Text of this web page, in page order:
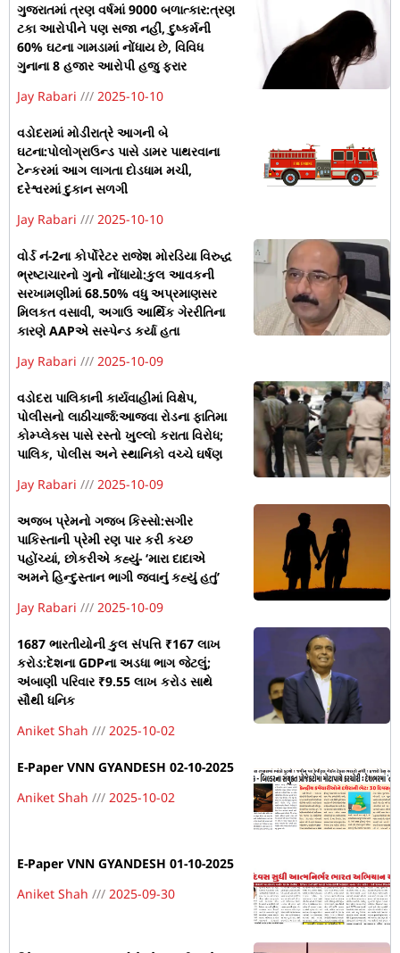
ગુજરાતમાં ત્રણ વર્ષમાં 9000 બળાત્કાર:ત્રણ
ટકા આરોપીને પણ સજા નહીં, દુષ્કર્મની
60% ઘટના ગામડામાં નોંધાય છે, વિવિધ
ગુનાના 8 હજાર આરોપી હજુ ફરાર
Jay Rabari
2025-10-10
વડોદરામાં મોડીરાત્રે આગની બે
ઘટના:પોલોગ્રાઉન્ડ પાસે ડામર પાથરવાના
ટેન્કરમાં આગ લાગતા દોડધામ મચી,
દરેશ્વરમાં દુકાન સળગી
Jay Rabari
2025-10-10
વોર્ડ નં-2ના કોર્પોરેટર રાજેશ મોરડિયા વિરુદ્ધ
ભ્રષ્ટાચારનો ગુનો નોંધાયો:કુલ આવકની
સરખામણીમાં 68.50% વધુ અપ્રમાણસર
મિલકત વસાવી, અગાઉ આર્થિક ગેરરીતિના
કારણે AAPએ સસ્પેન્ડ કર્યા હતા
Jay Rabari
2025-10-09
વડોદરા પાલિકાની કાર્યવાહીમાં વિક્ષેપ,
પોલીસનો લાઠીચાર્જ:આજવા રોડના ફાતિમા
કોમ્પ્લેક્સ પાસે રસ્તો ખુલ્લો કરાતા વિરોધ;
પાલિક, પોલીસ અને સ્થાનિકો વચ્ચે ઘર્ષણ
Jay Rabari
2025-10-09
અજબ પ્રેમનો ગજબ કિસ્સો:સગીર
પાકિસ્તાની પ્રેમી રણ પાર કરી કચ્છ
પહોંચ્યાં, છોકરીએ કહ્યું- ‘મારા દાદાએ
અમને હિન્દુસ્તાન ભાગી જવાનું કહ્યું હતું’
Jay Rabari
2025-10-09
1687 ભારતીયોની કુલ સંપત્તિ ₹167 લાખ
કરોડ:દેશના GDPના અડધા ભાગ જેટલું;
અંબાણી પરિવાર ₹9.55 લાખ કરોડ સાથે
સૌથી ધનિક
Aniket Shah
2025-10-02
E-Paper VNN GYANDESH 02-10-2025
Aniket Shah
2025-10-02
E-Paper VNN GYANDESH 01-10-2025
Aniket Shah
2025-09-30